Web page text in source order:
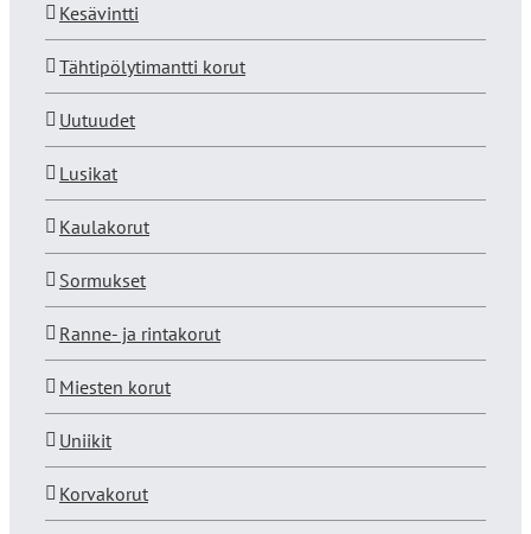
Kesävintti
Tähtipölytimantti korut
Uutuudet
Lusikat
Kaulakorut
Sormukset
Ranne- ja rintakorut
Miesten korut
Uniikit
Korvakorut